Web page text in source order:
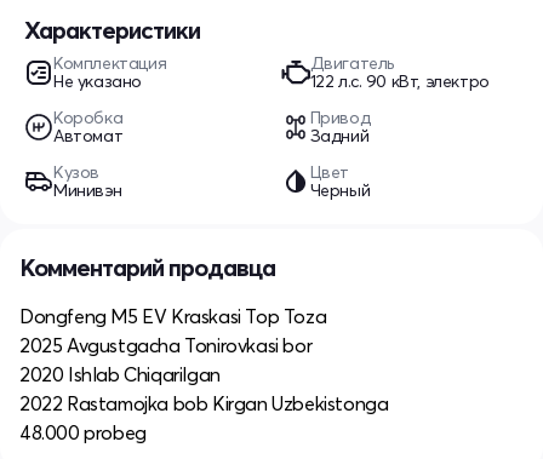
Характеристики
Комплектация
Не указано
Двигатель
122 л.c. 90 кВт, электро
Коробка
Автомат
Привод
Задний
Кузов
Минивэн
Цвет
Черный
Комментарий продавца
Dongfeng M5 EV Kraskasi Top Toza
2025 Avgustgacha Tonirovkasi bor
2020 Ishlab Chiqarilgan
2022 Rastamojka bob Kirgan Uzbekistonga
48.000 probeg